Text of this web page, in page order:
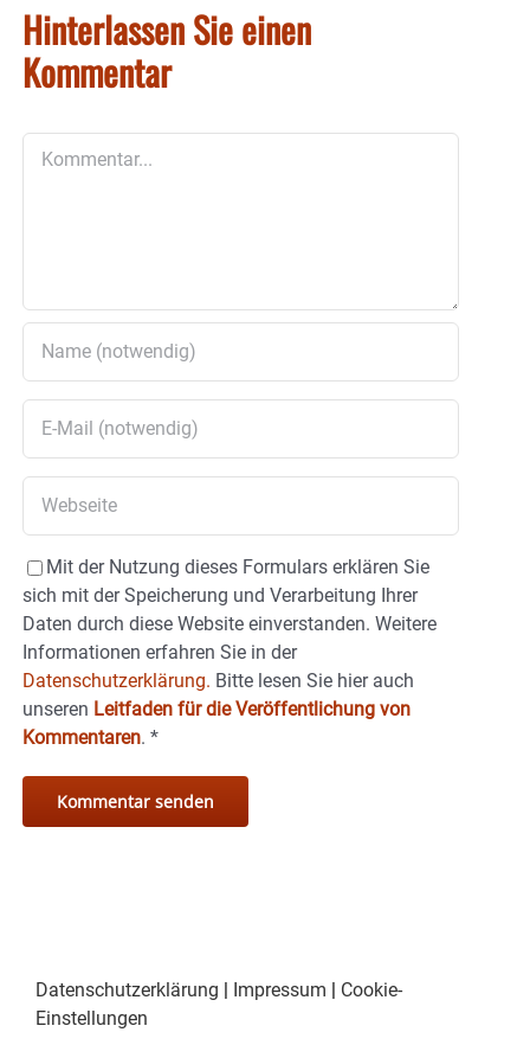
Hinterlassen Sie einen
Kommentar
Mit der Nutzung dieses Formulars erklären Sie
sich mit der Speicherung und Verarbeitung Ihrer
Daten durch diese Website einverstanden. Weitere
Informationen erfahren Sie in der
Datenschutzerklärung. Bitte lesen Sie hier auch
unseren Leitfaden für die Veröffentlichung von
Kommentaren. *
Datenschutzerklärung | Impressum | Cookie-
Einstellungen